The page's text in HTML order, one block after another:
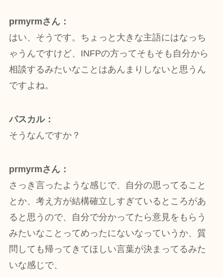
prmyrmさん：
はい、そうです。ちょっと大きな主語にはなっち
ゃうんですけど、INFPの方ってそもそも自分から
相談するみたいなことはあんまりしないと思うん
ですよね。
パスカル：
そうなんですか？
prmyrmさん：
さっき言ったような感じで、自分の思ってること
とか、考え方が結構確立しすぎているところがあ
ると思うので、自分で分かってたら意見をもらう
みたいなことってめったにないなっていうか、質
問しても帰ってきてほしい言葉が決まってるみた
いな感じで、